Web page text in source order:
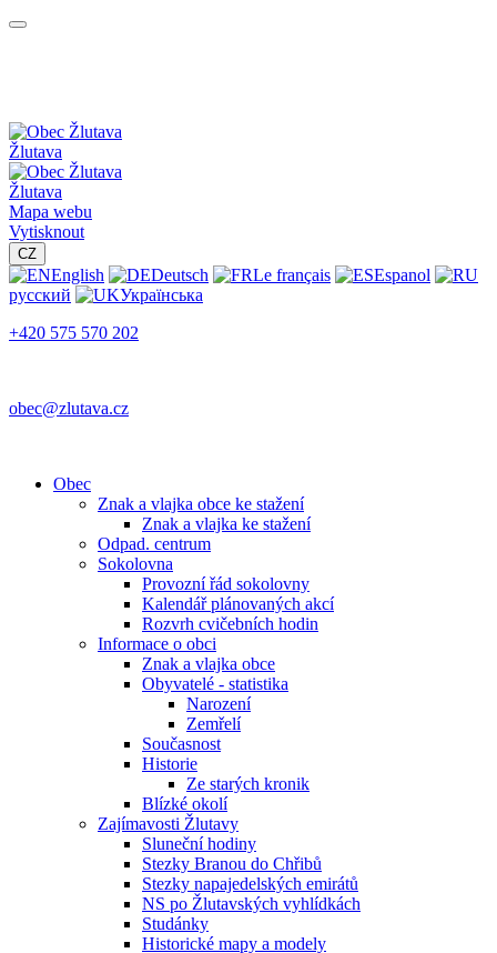
Žlutava
Žlutava
Mapa webu
Vytisknout
CZ
English Deutsch Le français
Espanol
русский
Українська
+420 575 570 202
obec@zlutava.cz
Obec
Znak a vlajka obce ke stažení
Znak a vlajka ke stažení
Odpad. centrum
Sokolovna
Provozní řád sokolovny
Kalendář plánovaných akcí
Rozvrh cvičebních hodin
Informace o obci
Znak a vlajka obce
Obyvatelé - statistika
Narození
Zemřelí
Současnost
Historie
Ze starých kronik
Blízké okolí
Zajímavosti Žlutavy
Sluneční hodiny
Stezky Branou do Chřibů
Stezky napajedelských emirátů
NS po Žlutavských vyhlídkách
Studánky
Historické mapy a modely